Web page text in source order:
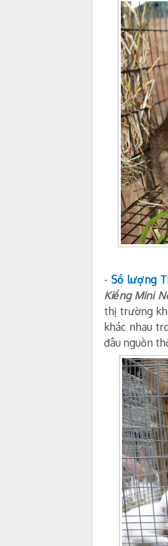
- Số lượng
Kiểng Mini
thị trường
khác nhau
đâu nguồn